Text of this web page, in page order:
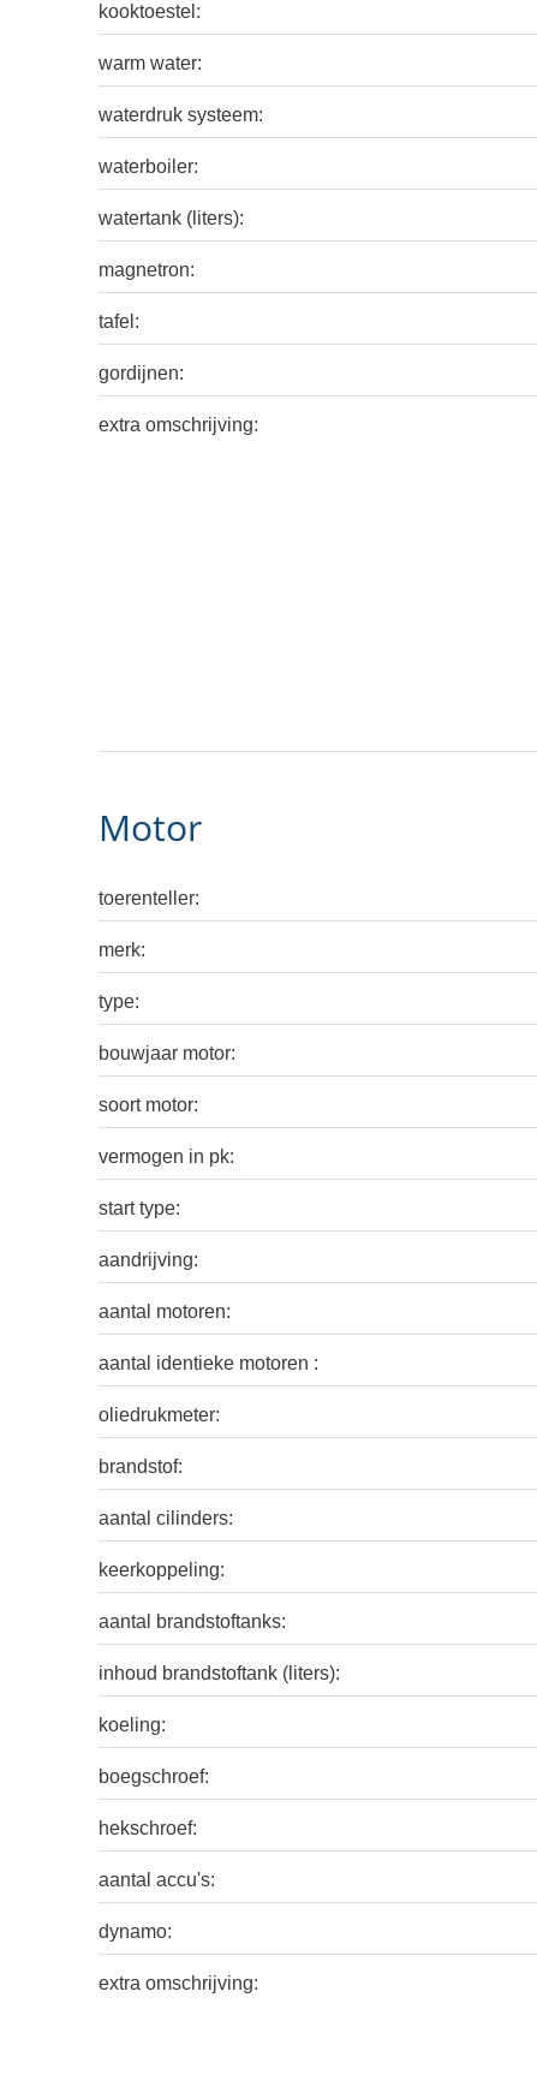
kooktoestel:
warm water:
waterdruk systeem:
waterboiler:
watertank (liters):
magnetron:
tafel:
gordijnen:
extra omschrijving:
Motor
toerenteller:
merk:
type:
bouwjaar motor:
soort motor:
vermogen in pk:
start type:
aandrijving:
aantal motoren:
aantal identieke motoren :
oliedrukmeter:
brandstof:
aantal cilinders:
keerkoppeling:
aantal brandstoftanks:
inhoud brandstoftank (liters):
koeling:
boegschroef:
hekschroef:
aantal accu's:
dynamo:
extra omschrijving: